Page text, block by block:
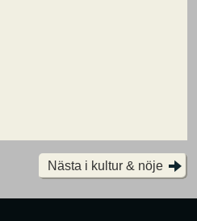
Nästa i kultur & nöje